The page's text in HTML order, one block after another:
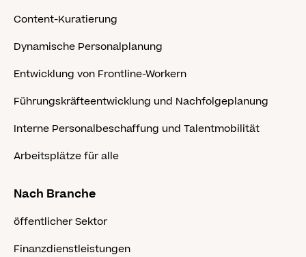
Content-Kuratierung
Dynamische Personalplanung
Entwicklung von Frontline-Workern
Führungskräfteentwicklung und Nachfolgeplanung
Interne Personalbeschaffung und Talentmobilität
Arbeitsplätze für alle
Nach Branche
öffentlicher Sektor
Finanzdienstleistungen